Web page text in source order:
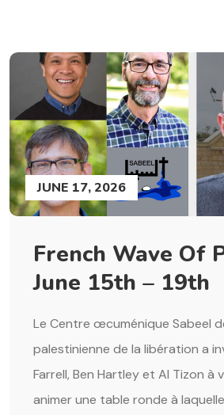
JUNE 17, 2026
French Wave Of
June 15th – 19th
Le Centre œcuménique Sabeel
palestinienne de la libération a
Farrell, Ben Hartley et Al Tizon à
animer une table ronde à